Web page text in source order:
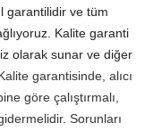
garantilidir ve tüm
Kalite garanti
olarak sunar ve diğer
Kalite garantisinde, alıcı
göre çalıştırmalı,
Sorunları